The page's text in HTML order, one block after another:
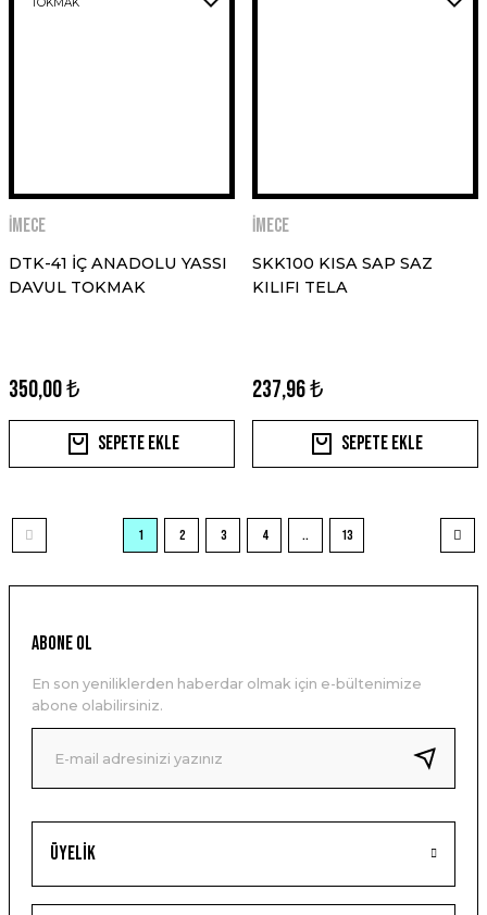
İMECE
DTK-41 İÇ ANADOLU YASSI
DAVUL TOKMAK
350,00 ₺
Sepete Ekle
İMECE
SKK100 KISA SAP SAZ
KILIFI TELA
237,96 ₺
Sepete Ekle
1 2 3 4 .. 13
Üyelik
ABONE OL
En son yeniliklerden haberdar olmak için e-bültenimize
abone olabilirsiniz.